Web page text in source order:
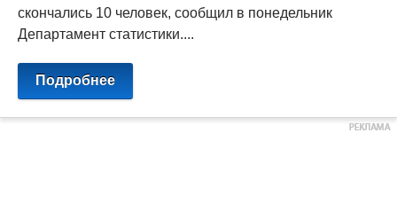
скончались 10 человек, сообщил в понедельник
Департамент статистики....
Подробнее